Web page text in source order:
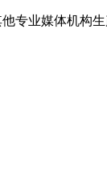
专业媒体机